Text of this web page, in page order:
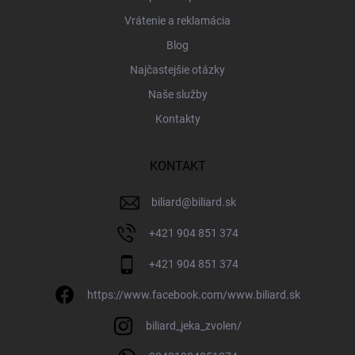
Vrátenie a reklamácia
Blog
Najčastejšie otázky
Naše služby
Kontakty
KONTAKT
biliard@biliard.sk
+421 904 851 374
+421 904 851 374
https://www.facebook.com/www.biliard.sk
biliard_jeka_zvolen/